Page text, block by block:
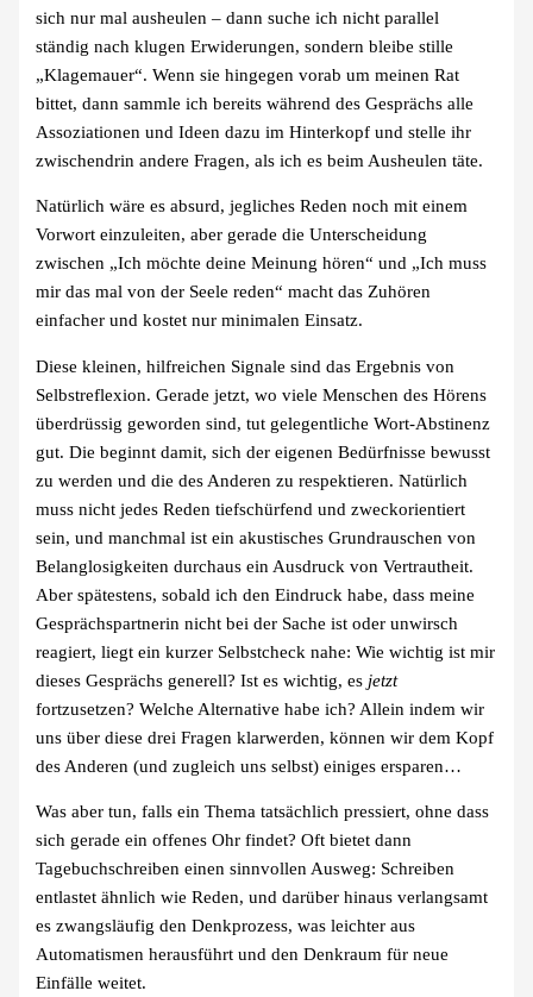
sich nur mal ausheulen – dann suche ich nicht parallel
ständig nach klugen Erwiderungen, sondern bleibe stille
„Klagemauer“. Wenn sie hingegen vorab um meinen Rat
bittet, dann sammle ich bereits während des Gesprächs alle
Assoziationen und Ideen dazu im Hinterkopf und stelle ihr
zwischendrin andere Fragen, als ich es beim Ausheulen täte.
Natürlich wäre es absurd, jegliches Reden noch mit einem
Vorwort einzuleiten, aber gerade die Unterscheidung
zwischen „Ich möchte deine Meinung hören“ und „Ich muss
mir das mal von der Seele reden“ macht das Zuhören
einfacher und kostet nur minimalen Einsatz.
Diese kleinen, hilfreichen Signale sind das Ergebnis von
Selbstreflexion. Gerade jetzt, wo viele Menschen des Hörens
überdrüssig geworden sind, tut gelegentliche Wort-Abstinenz
gut. Die beginnt damit, sich der eigenen Bedürfnisse bewusst
zu werden und die des Anderen zu respektieren. Natürlich
muss nicht jedes Reden tiefschürfend und zweckorientiert
sein, und manchmal ist ein akustisches Grundrauschen von
Belanglosigkeiten durchaus ein Ausdruck von Vertrautheit.
Aber spätestens, sobald ich den Eindruck habe, dass meine
Gesprächspartnerin nicht bei der Sache ist oder unwirsch
reagiert, liegt ein kurzer Selbstcheck nahe: Wie wichtig ist mir
dieses Gesprächs generell? Ist es wichtig, es jetzt
fortzusetzen? Welche Alternative habe ich? Allein indem wir
uns über diese drei Fragen klarwerden, können wir dem Kopf
des Anderen (und zugleich uns selbst) einiges ersparen…
Was aber tun, falls ein Thema tatsächlich pressiert, ohne dass
sich gerade ein offenes Ohr findet? Oft bietet dann
Tagebuchschreiben einen sinnvollen Ausweg: Schreiben
entlastet ähnlich wie Reden, und darüber hinaus verlangsamt
es zwangsläufig den Denkprozess, was leichter aus
Automatismen herausführt und den Denkraum für neue
Einfälle weitet.